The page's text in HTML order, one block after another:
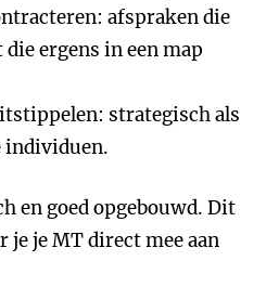
afspraken die
ergens in een map
strategisch als
individuen.
en goed opgebouwd. Dit
je je MT direct mee aan